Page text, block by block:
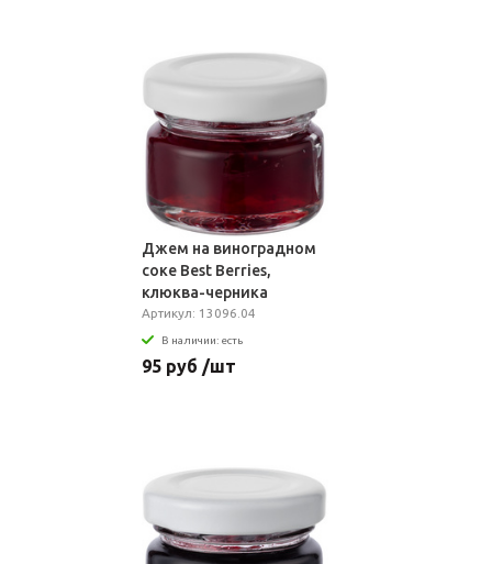
Джем на виноградном
соке Best Berries,
клюква-черника
Артикул: 13096.04
В наличии: есть
95 руб /шт